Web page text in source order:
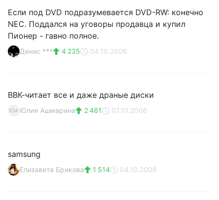
Если под DVD подразумевается DVD-RW: конечно
NEC. Поддался на уговоры продавца и купил
Пионер - гавно полное.
Денис *** 4 235 04.10.2006
ВВК-читает все и даже драные диски
ЮА Юлия Ашмарина 2 461 07.10.2006
samsung
Елизавета Брикова 1 514 04.10.2006